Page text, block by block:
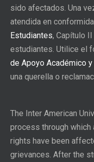
sido afectados. Una
atendida en
Estudiantes, Capítulo
estudiantes. Utilice el
de Apoyo Académico
una querella o
The Inter American
process through
rights have been
grievances. After the